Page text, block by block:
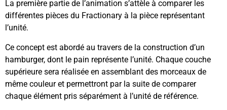
La première partie de l’animation s’attèle à comparer les
différentes pièces du Fractionary à la pièce représentant
l’unité.
Ce concept est abordé au travers de la construction d’un
hamburger, dont le pain représente l’unité. Chaque couche
supérieure sera réalisée en assemblant des morceaux de
même couleur et permettront par la suite de comparer
chaque élément pris séparément à l’unité de référence.